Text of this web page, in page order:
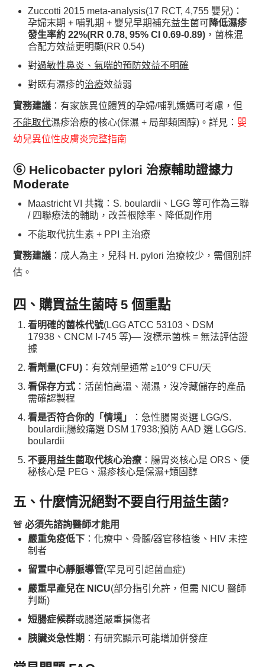
Zuccotti 2015 meta-analysis(17 RCT, 4,755 嬰兒)：
孕婦末期 + 哺乳期 + 嬰兒早期補充益生菌可降低濕疹
發生率約 22%(RR 0.78, 95% CI 0.69-0.89) ，菌株混
合配方效益更明顯(RR 0.54)
對過敏性鼻炎、氣喘的預防效益不明確
對既有濕疹的治療效益弱
實務建議 ：有家族異位體質的孕婦/哺乳媽媽可考慮，但
不能取代濕疹治療的核心(保濕 + 局部類固醇)。詳見： 嬰
幼兒異位性皮膚炎完整指南
⑥ Helicobacter pylori 治療輔助證據力
Moderate
Maastricht VI 共識：S. boulardii、LGG 等可作為三聯
/ 四聯療法的輔助，改善根除率、降低副作用
不能取代抗生素 + PPI 主治療
實務建議 ：成人為主，兒科 H. pylori 治療較少，需個別評
估。
四、購買益生菌時 5 個重點
看明確的菌株代號(LGG ATCC 53103、DSM
17938、CNCM I-745 等)— 沒標示菌株 = 無法評估證
據
看劑量(CFU) ：有效劑量通常 ≥10^9 CFU/天
看保存方式 ：活菌怕高溫、潮濕，沒冷藏儲存的產品
需確認製程
看是否符合你的「情境」
：急性腸胃炎選 LGG/S.
boulardii;腸絞痛選 DSM 17938;預防 AAD 選 LGG/S.
boulardii
不要用益生菌取代核心治療 ：腸胃炎核心是 ORS、便
秘核心是 PEG、濕疹核心是保濕+類固醇
五、什麼情況絕對不要自行用益生菌?
🚨 必須先諮詢醫師才能用
嚴重免疫低下 ：化療中、骨髓/器官移植後、HIV 未控
制者
留置中心靜脈導管(罕見可引起菌血症)
嚴重早產兒在 NICU(部分指引允許，但需 NICU 醫師
判斷)
短腸症候群或腸道嚴重損傷者
胰臟炎急性期 ：有研究顯示可能增加併發症